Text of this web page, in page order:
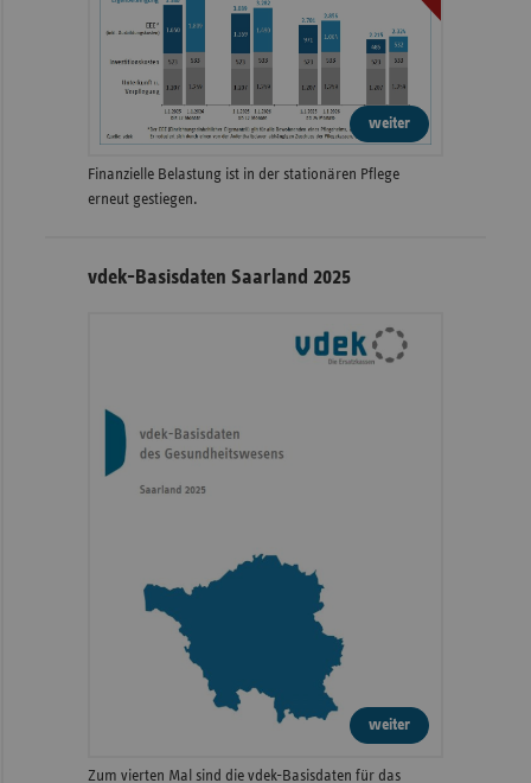
weiter
Finanzielle Belastung ist in der stationären Pflege
erneut gestiegen.
vdek-Basisdaten Saarland 2025
weiter
Zum vierten Mal sind die vdek-Basisdaten für das